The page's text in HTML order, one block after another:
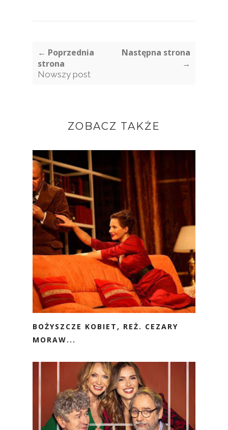
← Poprzednia
strona
Nowszy post
Następna strona
→
ZOBACZ TAKŻE
BOŻYSZCZE KOBIET, REŻ. CEZARY
MORAW...